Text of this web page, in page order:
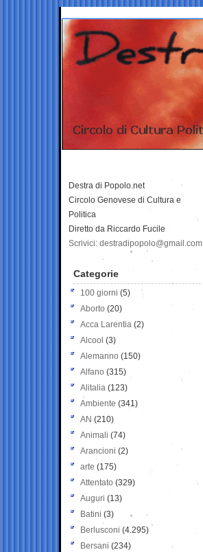
Destra di Popolo.net
Circolo Genovese di Cultura e
Politica
Diretto da Riccardo Fucile
Scrivici: destradipopolo@gmail.com
Categorie
100 giorni (5)
Aborto (20)
Acca Larentia (2)
Alcool (3)
Alemanno (150)
Alfano (315)
Alitalia (123)
Ambiente (341)
AN (210)
Animali (74)
Arancioni (2)
arte (175)
Attentato (329)
Auguri (13)
Batini (3)
Berlusconi (4.295)
Bersani (234)